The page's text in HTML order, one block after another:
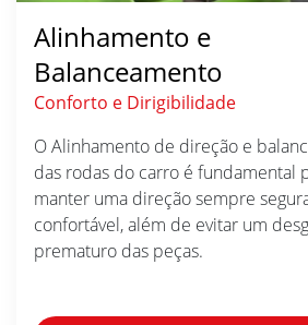
Alinhamento e
Balanceamento
Conforto e Dirigibilidade
O Alinhamento de direção e
das rodas do carro é fundamental
manter uma direção sempre
confortável, além de evitar um
prematuro das peças.